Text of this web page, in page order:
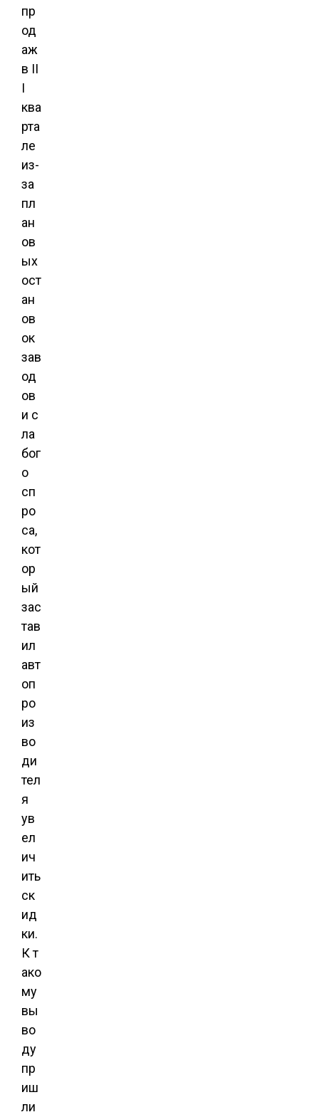
пр
од
аж
в II
I
ква
рта
ле
из-
за
пл
ан
ов
ых
ост
ан
ов
ок
зав
од
ов
и с
ла
бог
о
сп
ро
са,
кот
ор
ый
зас
тав
ил
авт
оп
ро
из
во
ди
тел
я
ув
ел
ич
ить
ск
ид
ки.
К т
ако
му
вы
во
ду
пр
иш
ли